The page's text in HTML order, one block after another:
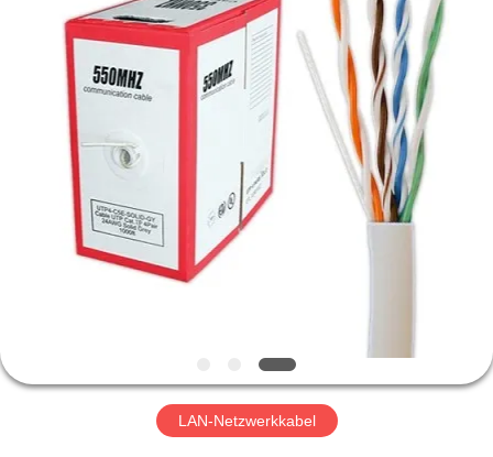
ÜBER
UNS
FABRIK-
AUSFLUG
QUALITÄTSKONTROLLE
SIE
MIT
LAN-Netzwerkkabel